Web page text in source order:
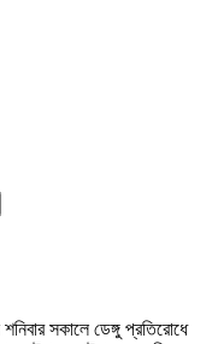
সকালে ডেঙ্গু প্রতিরোধে